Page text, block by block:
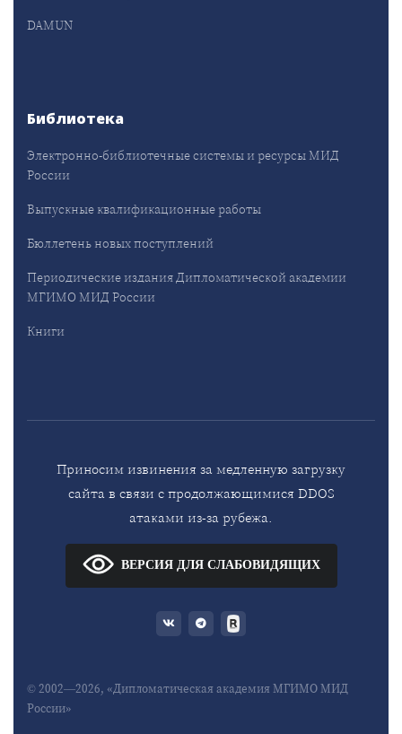
DAMUN
Библиотека
Электронно-библиотечные системы и ресурсы МИД
России
Выпускные квалификационные работы
Бюллетень новых поступлений
Периодические издания Дипломатической академии
МГИМО МИД России
Книги
Приносим извинения за медленную загрузку
сайта в связи с продолжающимися DDOS
атаками из-за рубежа.
ВЕРСИЯ ДЛЯ СЛАБОВИДЯЩИХ
© 2002—2026, «Дипломатическая академия МГИМО МИД
России»